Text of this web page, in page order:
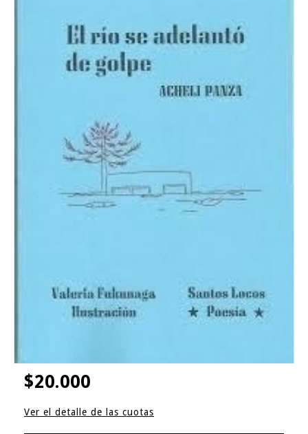
$20.000
Ver el detalle de las cuotas